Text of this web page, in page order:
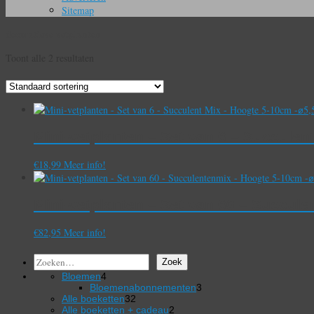
Sitemap
€18,99 Meer info!
€82,95 Meer info!
Zoeken Zoek
Bloemen44
producten
Bloemenabonnementen3
Alle boeketten32
producten
Alle boeketten + cadeau2